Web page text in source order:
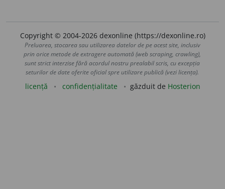
Copyright © 2004-2026 dexonline (https://dexonline.ro)
Preluarea, stocarea sau utilizarea datelor de pe acest site, inclusiv
prin orice metode de extragere automată (web scraping, crawling),
sunt strict interzise fără acordul nostru prealabil scris, cu excepția
seturilor de date oferite oficial spre utilizare publică (vezi licența).
licență confidențialitate găzduit de Hosterion